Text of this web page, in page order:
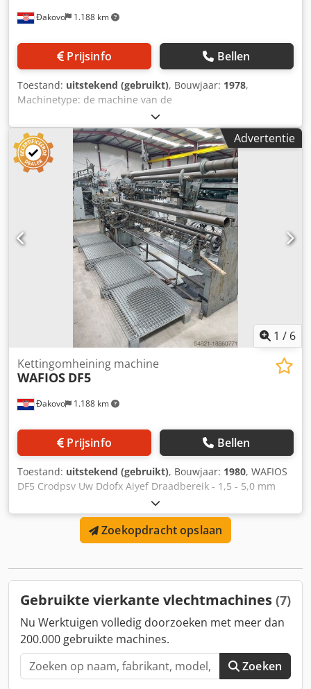
Đakovo 1.188 km
Prijsinfo Bellen
Toestand: uitstekend (gebruikt), Bouwjaar: 1978,
Machinetype: de machine van de
kettingsverbindingomheining Codevdtaaopfx Aiyerf
Dubbele spiraal Fabrikant : WAFIOS Type: VDF80 Bouwjaar:
1978 draaddiameter: 1,6-3,8 mm maaswijdte: 20-80 mm
werkbreedte: 2000 mm capaciteit: 160 m²/u
Advertentie
1 / 6
Đakovo 1.188 km
Kettingomheining machine
WAFIOS DF5
Prijsinfo Bellen
Toestand: uitstekend (gebruikt), Bouwjaar: 1980, WAFIOS
DF5 Crodpsv Uw Ddofx Aiyef Draadbereik - 1,5 - 5,0 mm
Maaswijdte - 20 - 100 mm Werken met - max. 2000 mm
Capaciteit - 170 m2 / uur Gereedschap voor de maaswijdte
Zoekopdracht opslaan
Gebruikte vierkante vlechtmachines (7)
Nu Werktuigen volledig doorzoeken met meer dan
200.000 gebruikte machines.
Zoeken